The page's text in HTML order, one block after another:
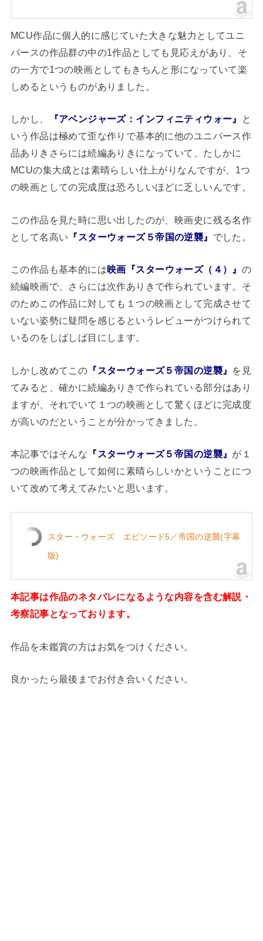
MCU作品に個人的に感じていた大きな魅力としてユニ
バースの作品群の中の1作品としても見応えがあり、そ
の一方で1つの映画としてもきちんと形になっていて楽
しめるというものがありました。
しかし、 『アベンジャーズ：インフィニティウォー』
と
いう作品は極めて歪な作りで基本的に他のユニバース作
品ありきさらには続編ありきになっていて、たしかに
MCUの集大成とは素晴らしい仕上がりなんですが、1つ
の映画としての完成度は恐ろしいほどに乏しいんです。
この作品を見た時に思い出したのが、映画史に残る名作
として名高い 『スターウォーズ５帝国の逆襲』 でした。
この作品も基本的には映画『スターウォーズ（４）』 の
続編映画で、さらには次作ありきで作られています。そ
のためこの作品に対しても１つの映画として完成させて
いない姿勢に疑問を感じるというレビューがつけられて
いるのをしばしば目にします。
しかし改めてこの 『スターウォーズ５帝国の逆襲』 を見
てみると、確かに続編ありきで作られている部分はあり
ますが、それでいて１つの映画として驚くほどに完成度
が高いのだということが分かってきました。
本記事ではそんな 『スターウォーズ５帝国の逆襲』 が１
つの映画作品として如何に素晴らしいかということにつ
いて改めて考えてみたいと思います。
スター・ウォーズ エピソード5／帝国の逆襲(字幕
版)
本記事は作品のネタバレになるような内容を含む解説・
考察記事となっております。
作品を未鑑賞の方はお気をつけください。
良かったら最後までお付き合いください。